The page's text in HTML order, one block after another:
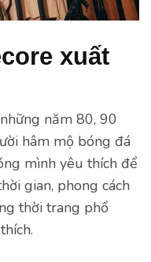
xuất
năm 80, 90
hâm mộ bóng đá
mình yêu thích để
gian, phong cách
thời trang phổ